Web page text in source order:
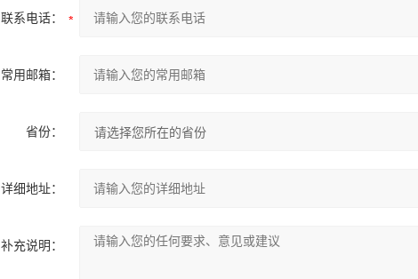
联系电话：
常用邮箱：
省份：
详细地址：
补充说明：